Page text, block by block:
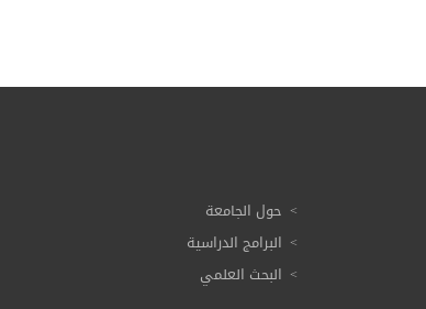
حول الجامعة
البرامج الدراسية
البحث العلمي